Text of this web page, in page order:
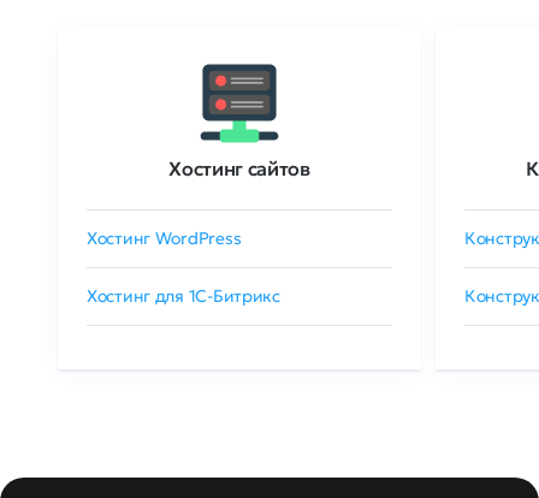
Хостинг сайтов
Хостинг WordPress
Хостинг для 1C-Битрикс